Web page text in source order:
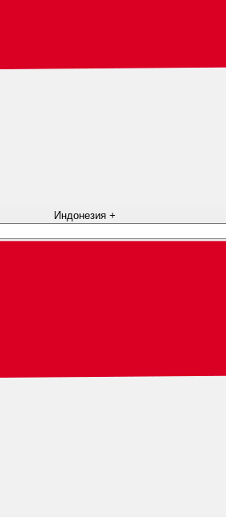
Индонезия +